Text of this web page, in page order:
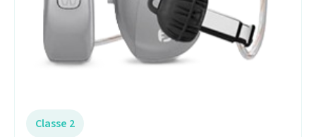
Classe 2